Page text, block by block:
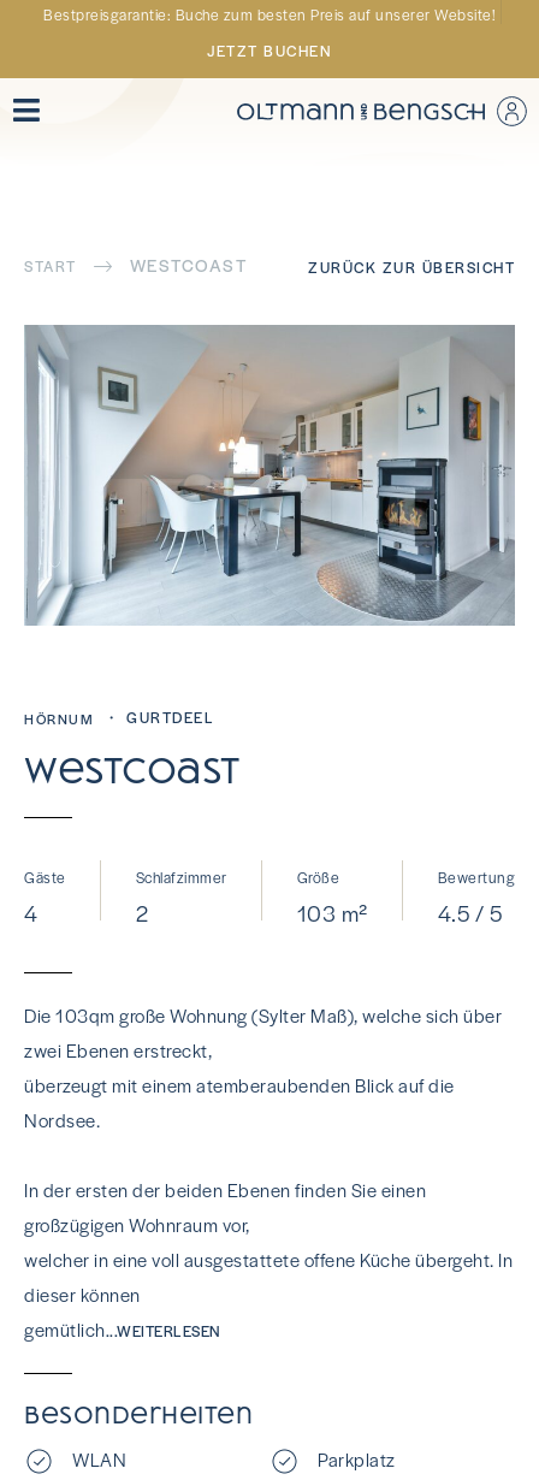
Bestpreisgarantie: Buche zum besten Preis auf unserer Website!
JETZT BUCHEN
START WESTCOAST ZURÜCK ZUR ÜBERSICHT
HÖRNUM ・ GURTDEEL
Westcoast
Gäste
4
Schlafzimmer
2
Größe
103 m²
Bewertung
4.5 / 5
Die 103qm große Wohnung (Sylter Maß), welche sich über
zwei Ebenen erstreckt,
überzeugt mit einem atemberaubenden Blick auf die
Nordsee.
In der ersten der beiden Ebenen finden Sie einen
großzügigen Wohnraum vor,
welcher in eine voll ausgestattete offene Küche übergeht. In
dieser können
gemütlich...WEITERLESEN
Besonderheiten
WLAN
Parkplatz